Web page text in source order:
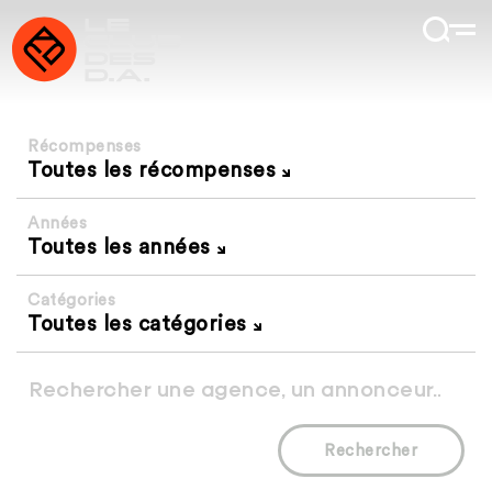
Récompenses
Toutes les récompenses
Années
Toutes les années
Catégories
Toutes les catégories
Rechercher